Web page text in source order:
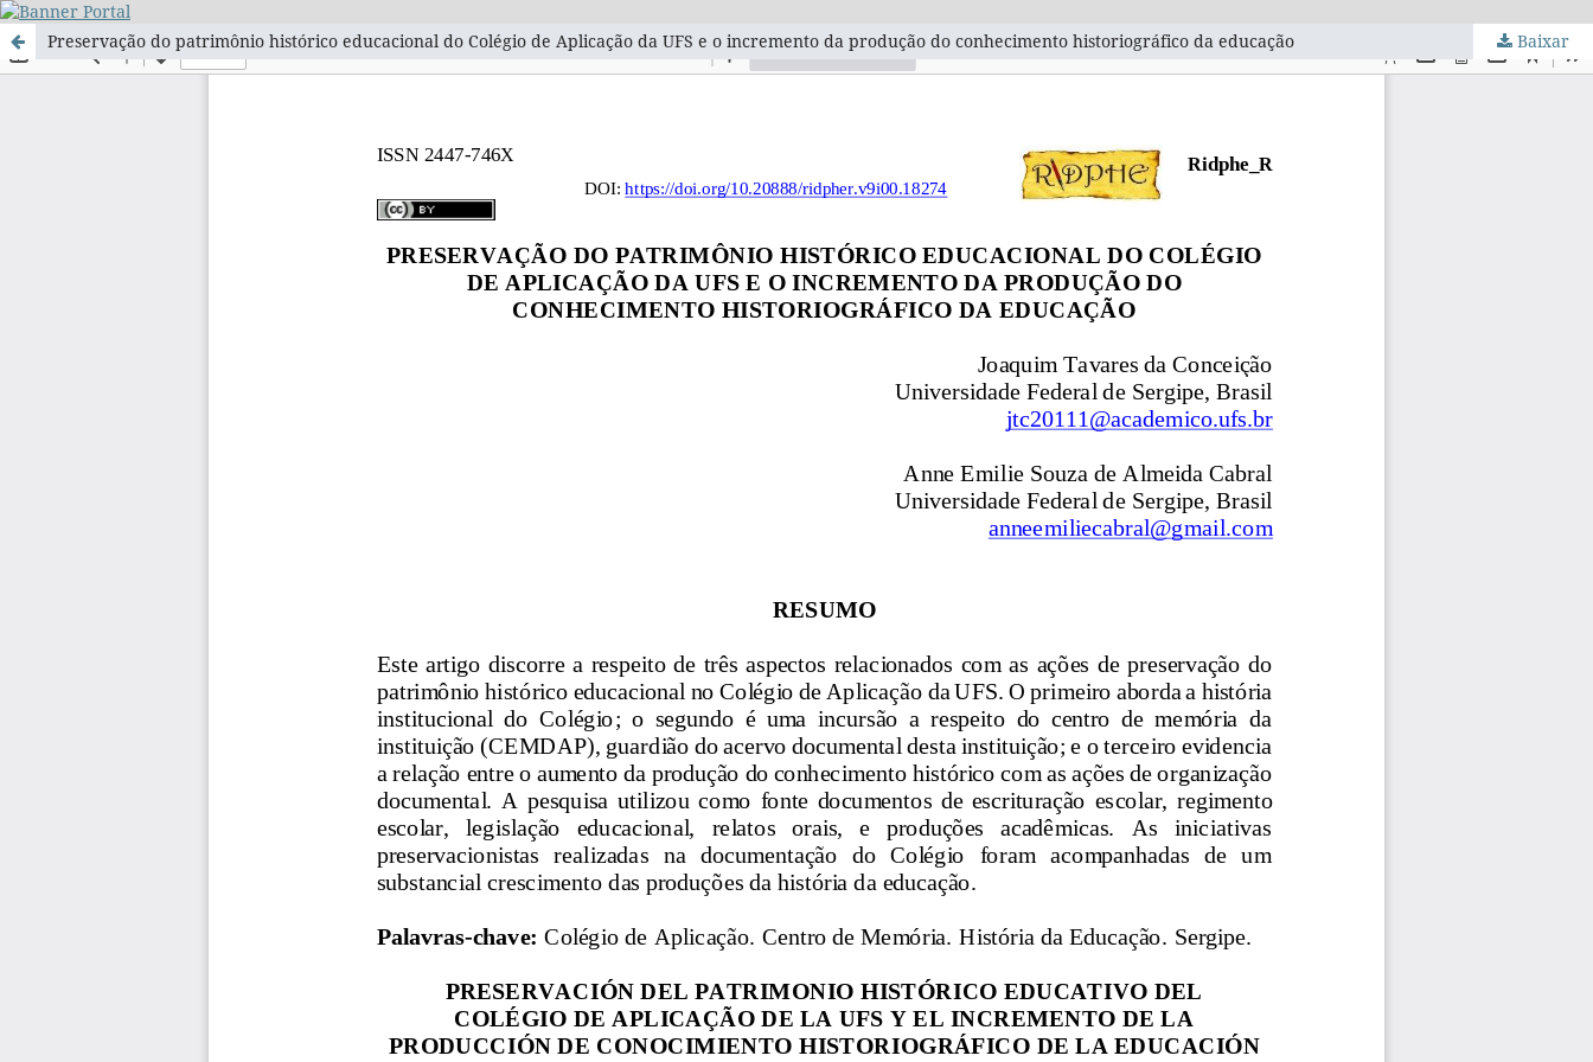
Preservação do patrimônio histórico educacional do Colégio de Aplicação da UFS e o incremento da produção do conhecimento historiográfico da educação Baixar